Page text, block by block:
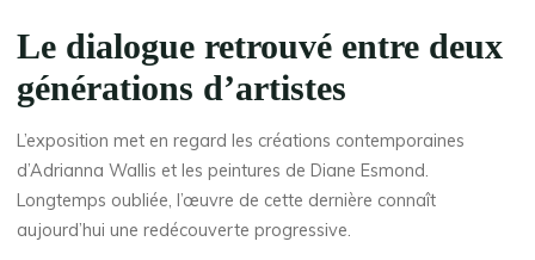
Le dialogue retrouvé entre deux
générations d’artistes
L’exposition met en regard les créations contemporaines
d’Adrianna Wallis et les peintures de Diane Esmond.
Longtemps oubliée, l’œuvre de cette dernière connaît
aujourd’hui une redécouverte progressive.